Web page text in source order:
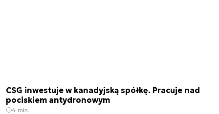
CSG inwestuje w kanadyjską spółkę. Pracuje nad
pociskiem antydronowym
4 min.